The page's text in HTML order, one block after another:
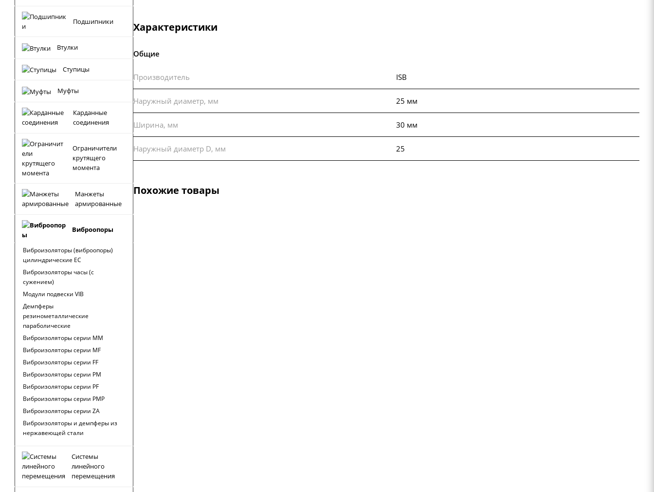
Характеристики
Общие
Производитель ISB
Наружный диаметр, мм 25 мм
Ширина, мм 30 мм
Наружный диаметр D, мм 25
Похожие товары
Подшипники
Втулки
Ступицы
Муфты
Карданные
соединения
Ограничители
крутящего
момента
Манжеты
армированные
Виброопоры
Виброизоляторы (виброопоры)
цилиндрические EC
Виброизоляторы часы (с
сужением)
Модули подвески VIB
Демпферы
резинометаллические
параболические
Виброизоляторы серии MM
Виброизоляторы серии MF
Виброизоляторы серии FF
Виброизоляторы серии PM
Виброизоляторы серии PF
Виброизоляторы серии PMP
Виброизоляторы серии ZA
Виброизоляторы и демпферы из
нержавеющей стали
Системы
линейного
перемещения